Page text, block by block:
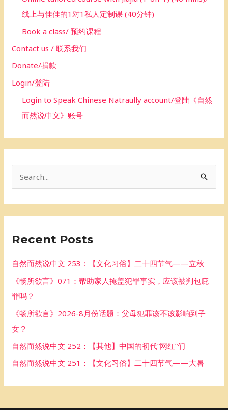
线上与佳佳的1对1私人定制课 (40分钟)
Book a class/ 预约课程
Contact us / 联系我们
Donate/捐款
Login/登陆
Login to Speak Chinese Natraully account/登陆《自然
而然说中文》账号
c
f
r
Recent Posts
自然而然说中文 253：【文化习俗】二十四节气——立秋
《畅所欲言》071：帮助家人掩盖犯罪事实，应该被判包庇
罪吗？
《畅所欲言》2026-8月份话题：父母犯罪该不该影响到子
女？
自然而然说中文 252：【其他】中国的初代“网红”们
自然而然说中文 251：【文化习俗】二十四节气——大暑